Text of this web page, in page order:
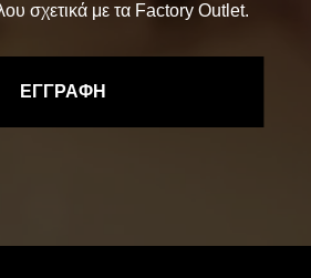
σχετικά με τα Factory Outlet.